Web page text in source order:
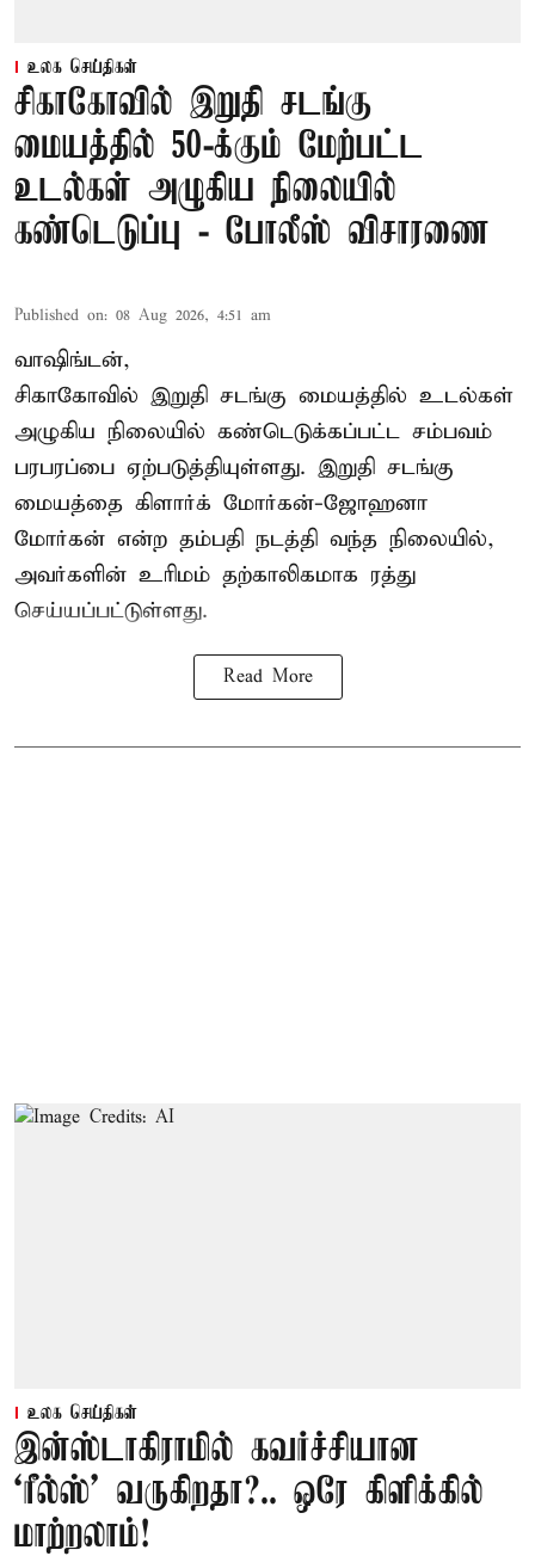
உலக செய்திகள்
சிகாகோவில் இறுதி சடங்கு
மையத்தில் 50-க்கும் மேற்பட்ட
உடல்கள் அழுகிய நிலையில்
கண்டெடுப்பு - போலீஸ் விசாரணை
Published on: 08 Aug 2026, 4:51 am
வாஷிங்டன்,
சிகாகோவில் இறுதி சடங்கு மையத்தில் உடல்கள்
அழுகிய நிலையில் கண்டெடுக்கப்பட்ட சம்பவம்
பரபரப்பை ஏற்படுத்தியுள்ளது. இறுதி சடங்கு
மையத்தை கிளார்க் மோர்கன்-ஜோஹனா
மோர்கன் என்ற தம்பதி நடத்தி வந்த நிலையில்,
அவர்களின் உரிமம் தற்காலிகமாக ரத்து
செய்யப்பட்டுள்ளது.
Read More
உலக செய்திகள்
இன்ஸ்டாகிராமில் கவர்ச்சியான
‘ரீல்ஸ்’ வருகிறதா?.. ஒரே கிளிக்கில்
மாற்றலாம்!